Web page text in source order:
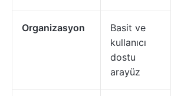
Organizasyon
Basit ve
kullanıcı
dostu
arayüz